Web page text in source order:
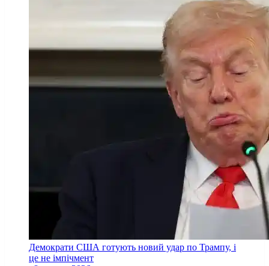
Демократи США готують новий удар по Трампу, і
це не імпічмент